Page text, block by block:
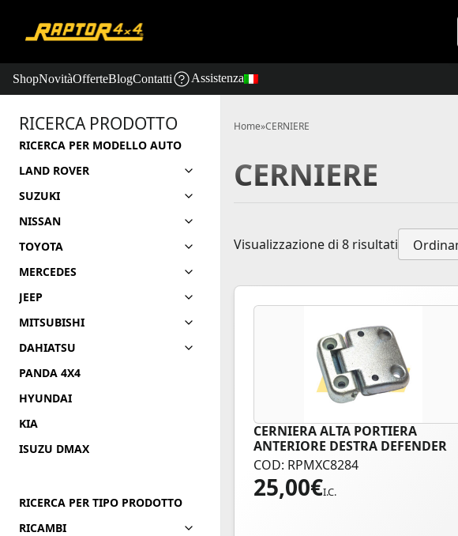
ShopNovitàOfferteBlogContatti Assistenza
RICERCA PRODOTTO
RICERCA PER MODELLO AUTO
LAND ROVER
SUZUKI
NISSAN
TOYOTA
MERCEDES
JEEP
MITSUBISHI
DAHIATSU
PANDA 4X4
HYUNDAI
KIA
ISUZU DMAX
RICERCA PER TIPO PRODOTTO
RICAMBI
Home»CERNIERE
CERNIERE
Visualizzazione di 8 risultati
CERNIERA ALTA PORTIERA
ANTERIORE DESTRA DEFENDER
COD: RPMXC8284
25,00€I.C.